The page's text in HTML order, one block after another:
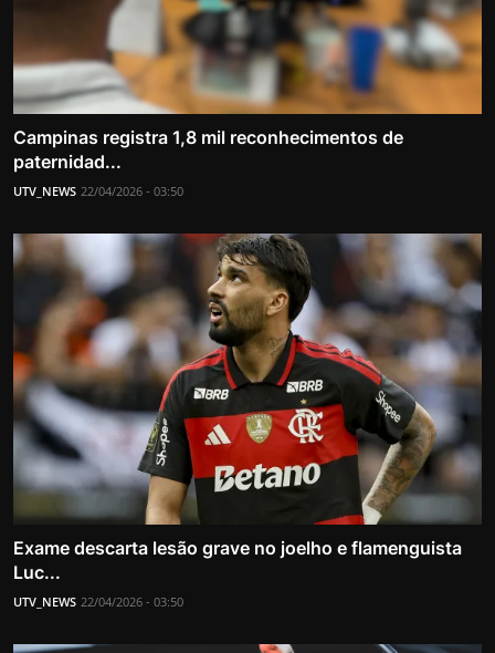
Campinas registra 1,8 mil reconhecimentos de
paternidad...
UTV_NEWS 22/04/2026 - 03:50
Exame descarta lesão grave no joelho e flamenguista
Luc...
UTV_NEWS 22/04/2026 - 03:50